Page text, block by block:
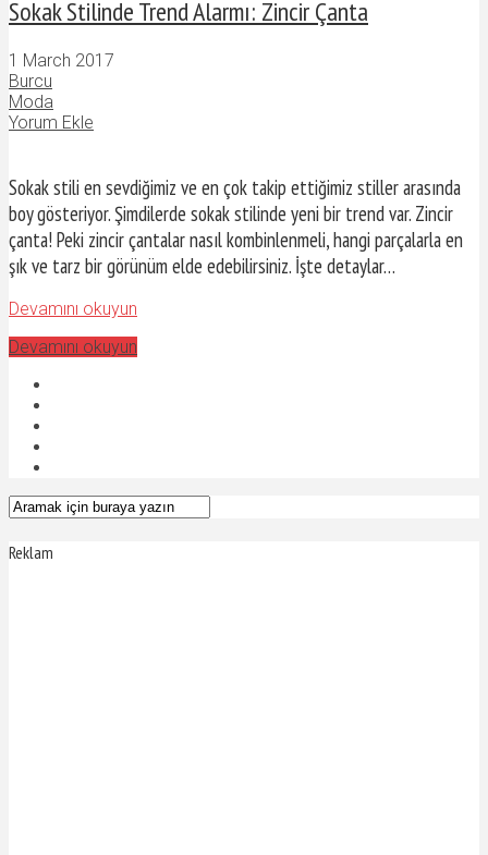
Sokak Stilinde Trend Alarmı: Zincir Çanta
1 March 2017
Burcu
Moda
Yorum Ekle
Sokak stili en sevdiğimiz ve en çok takip ettiğimiz stiller arasında
boy gösteriyor. Şimdilerde sokak stilinde yeni bir trend var. Zincir
çanta! Peki zincir çantalar nasıl kombinlenmeli, hangi parçalarla en
şık ve tarz bir görünüm elde edebilirsiniz. İşte detaylar…
Devamını okuyun
Devamını okuyun
Reklam